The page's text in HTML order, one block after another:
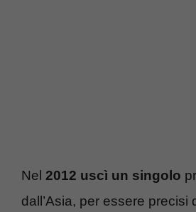
Nel 2012 uscì un singolo
dall’Asia, per essere precisi